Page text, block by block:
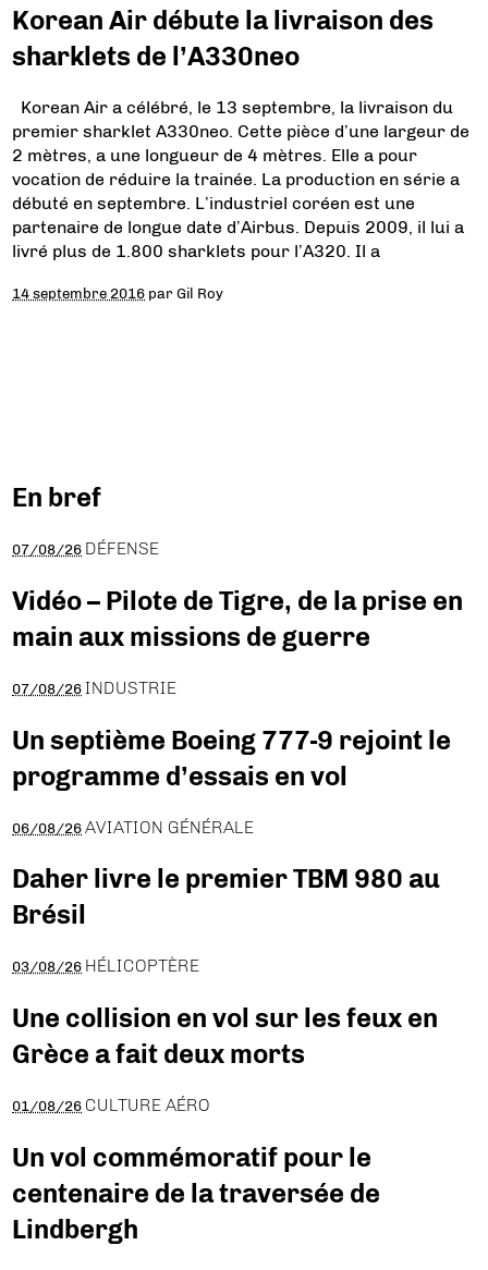
Korean Air débute la livraison des
sharklets de l’A330neo
Korean Air a célébré, le 13 septembre, la livraison du
premier sharklet A330neo. Cette pièce d’une largeur de
2 mètres, a une longueur de 4 mètres. Elle a pour
vocation de réduire la trainée. La production en série a
débuté en septembre. L’industriel coréen est une
partenaire de longue date d’Airbus. Depuis 2009, il lui a
livré plus de 1.800 sharklets pour l’A320. Il a
14 septembre 2016 parGil Roy
En bref
07/08/26 DÉFENSE
Vidéo – Pilote de Tigre, de la prise en
main aux missions de guerre
07/08/26 INDUSTRIE
Un septième Boeing 777-9 rejoint le
programme d’essais en vol
06/08/26 AVIATION GÉNÉRALE
Daher livre le premier TBM 980 au
Brésil
03/08/26 HÉLICOPTÈRE
Une collision en vol sur les feux en
Grèce a fait deux morts
01/08/26 CULTURE AÉRO
Un vol commémoratif pour le
centenaire de la traversée de
Lindbergh